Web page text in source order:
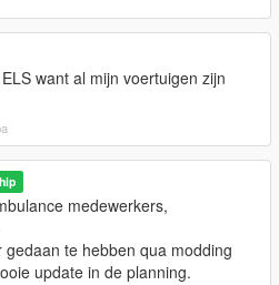
want al mijn voertuigen zijn
medewerkers,
gedaan te hebben qua modding
update in de planning.